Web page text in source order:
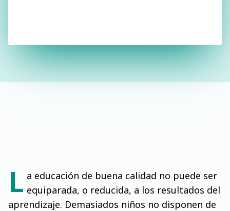
L a educación de buena calidad no puede ser
equiparada, o reducida, a los resultados del
aprendizaje. Demasiados niños no disponen de